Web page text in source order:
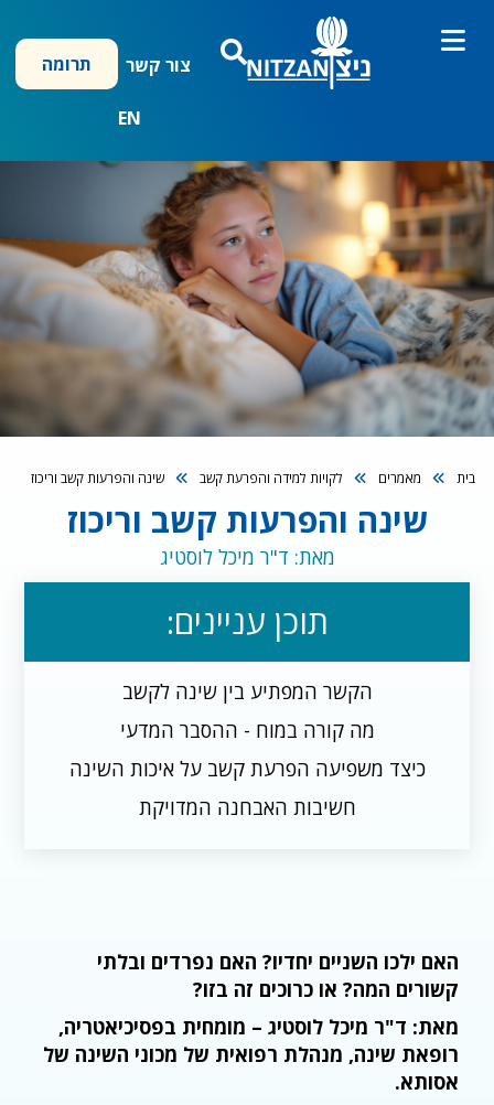
לתוכן
צור קשר
EN
תרומה
בית מאמרים לקויות למידה והפרעת קשב שינה והפרעות קשב וריכוז
שינה והפרעות קשב וריכוז
מאת: ד"ר מיכל לוסטיג
תוכן עניינים:
הקשר המפתיע בין שינה לקשב
מה קורה במוח - ההסבר המדעי
כיצד משפיעה הפרעת קשב על איכות השינה
חשיבות האבחנה המדויקת
האם ילכו השניים יחדיו? האם נפרדים ובלתי
קשורים המה? או כרוכים זה בזו?
מאת: ד"ר מיכל לוסטיג – מומחית בפסיכיאטריה,
רופאת שינה, מנהלת רפואית של מכוני השינה של
אסותא.